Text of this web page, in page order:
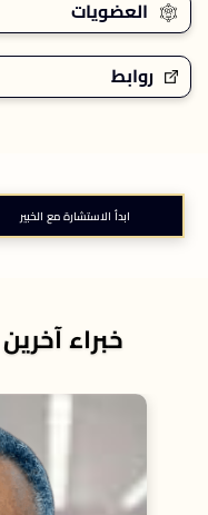
العضويات
روابط
ابدأ الاستشارة مع الخبير
خبراء